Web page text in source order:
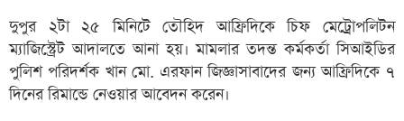
দুপুর ২টা ২৫ মিনিটে তৌহিদ আফ্রিদিকে চিফ মেট্রোপলিটন
ম্যাজিস্ট্রেট আদালতে আনা হয়। মামলার তদন্ত কর্মকর্তা সিআইডির
পুলিশ পরিদর্শক খান মো. এরফান জিজ্ঞাসাবাদের জন্য আফ্রিদিকে ৭
দিনের রিমান্ডে নেওয়ার আবেদন করেন।